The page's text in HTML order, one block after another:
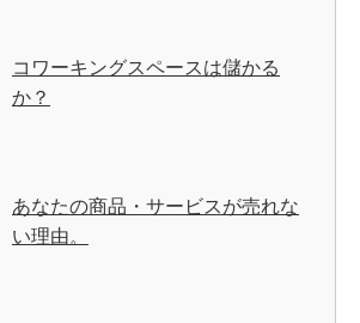
コワーキングスペースは儲かる
か？
あなたの商品・サービスが売れな
い理由。